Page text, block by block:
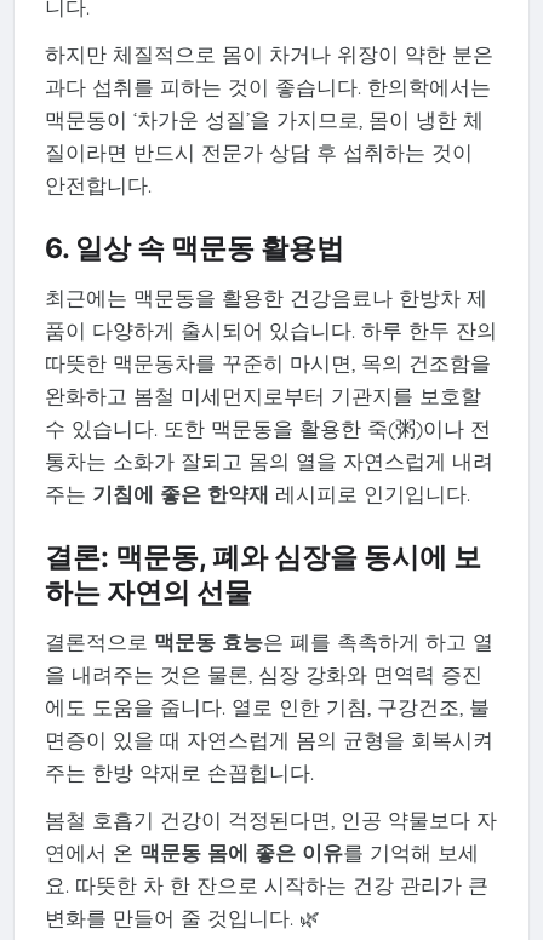
니다.
하지만 체질적으로 몸이 차거나 위장이 약한 분은
과다 섭취를 피하는 것이 좋습니다. 한의학에서는
맥문동이 ‘차가운 성질’을 가지므로, 몸이 냉한 체
질이라면 반드시 전문가 상담 후 섭취하는 것이
안전합니다.
6. 일상 속 맥문동 활용법
최근에는 맥문동을 활용한 건강음료나 한방차 제
품이 다양하게 출시되어 있습니다. 하루 한두 잔의
따뜻한 맥문동차를 꾸준히 마시면, 목의 건조함을
완화하고 봄철 미세먼지로부터 기관지를 보호할
수 있습니다. 또한 맥문동을 활용한 죽(粥)이나 전
통차는 소화가 잘되고 몸의 열을 자연스럽게 내려
주는 기침에 좋은 한약재 레시피로 인기입니다.
결론: 맥문동, 폐와 심장을 동시에 보
하는 자연의 선물
결론적으로 맥문동 효능은 폐를 촉촉하게 하고 열
을 내려주는 것은 물론, 심장 강화와 면역력 증진
에도 도움을 줍니다. 열로 인한 기침, 구강건조, 불
면증이 있을 때 자연스럽게 몸의 균형을 회복시켜
주는 한방 약재로 손꼽힙니다.
봄철 호흡기 건강이 걱정된다면, 인공 약물보다 자
연에서 온 맥문동 몸에 좋은 이유를 기억해 보세
요. 따뜻한 차 한 잔으로 시작하는 건강 관리가 큰
변화를 만들어 줄 것입니다. 🌿